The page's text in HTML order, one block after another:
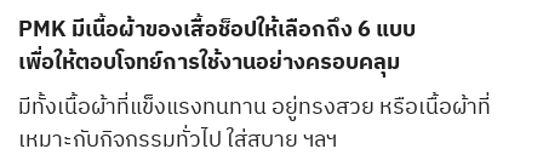
PMK มีเนื้อผ้าของเสื้อช็อปให้เลือกถึง 6 แบบ
เพื่อให้ตอบโจทย์การใช้งานอย่างครอบคลุม
มีทั้งเนื้อผ้าที่แข็งแรงทนทาน อยู่ทรงสวย หรือเนื้อผ้าที่
เหมาะกับกิจกรรมทั่วไป ใส่สบาย ฯลฯ